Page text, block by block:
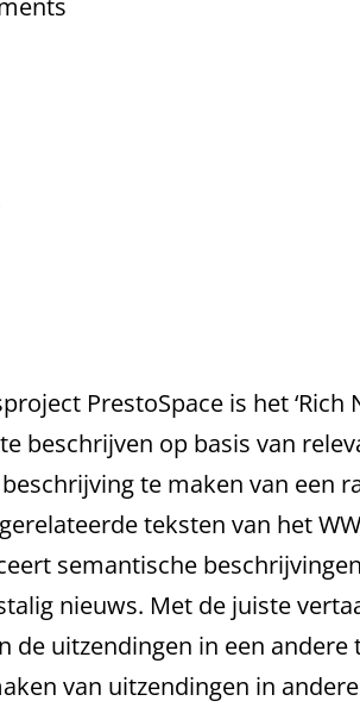
PrestoSpace is het
op basis van
te maken van een
teksten van het
semantische
nieuws. Met de juiste
uitzendingen in een
van uitzendingen in